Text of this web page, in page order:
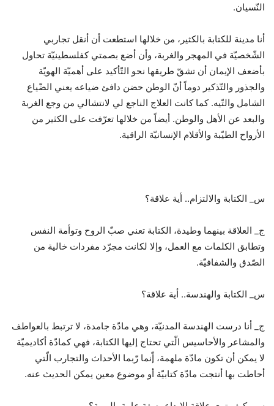
النّسيان.
أنا مدينة للكتابة بالكثير، من خلالها استطعت أن أنقل تجاربي
الشّخصيّة في المهجر والغربة، وأن أضع بصمتي كفلسطينيّة تحاول
بأضعف الإيمان أن تشقّ طريقها نحو التّأكيد على أهميّة الهويّة
والجذور والتّذكير دوماً أنّ الوطن حضن دافئ ضياعه يعني الضّياع
الشامل والتّيه. كما كانت العلاج الناجع لي لانتشالي من وجع الغربة
والبعد عن الأهل والوطن. أيضاً من خلالها تعرّفت على الكثير من
الأرواح الطيّبة والأقلام الإنسانيّة الراقية.
س_ الكتابة والالتزام.. أية علاقة؟
ج_ العلاقة بينهما وطيدة، الكتابة تعني صبّ الروح وتوأمة النفس
وتطابق الكلمات مع العمل، وإلا لكانت مجرّد مفردات خالية من
الصّدق والشفافيّة.
س_ الكتابة والهندسة.. أية علاقة؟
ج_ أنا درست الهندسة المدنيّة، وهي مادّة جامدة، لا ترتبط بالعواطف
والمشاعر والأحاسيس الّتي تحتاج إليها الكتابة، فهي كمادّة أكاديميّة
لا يمكن أن تكون مادّة ملهمة، إّنما رّبما الأحداث والتجارب الّتي
أحاطت بها أنتجت مادّة كتابيّة أو موضوع معين يمكن الحديث عنه.